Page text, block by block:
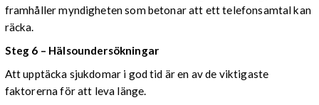
framhåller myndigheten som betonar att ett telefonsamtal kan
räcka.
Steg 6 – Hälsoundersökningar
Att upptäcka sjukdomar i god tid är en av de viktigaste
faktorerna för att leva länge.